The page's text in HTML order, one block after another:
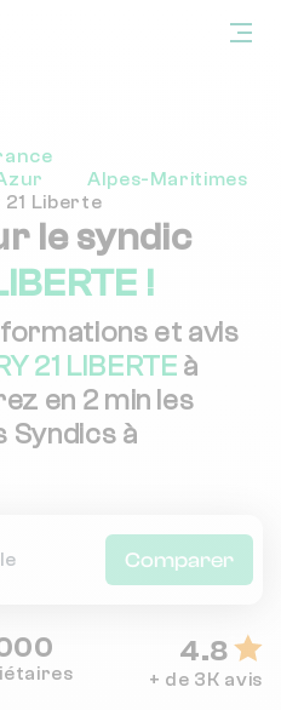
Alpes-Maritimes
Liberte
le syndic
!
et avis
21 LIBERTE à
en 2 min les
Syndics à
Comparer
4.8
+ de 3K avis